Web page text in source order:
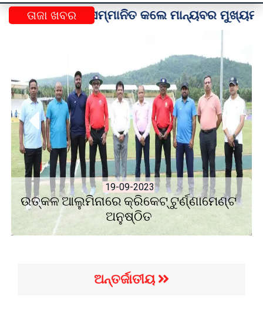
ତାଜା ଖବର
ସମ୍ମାନିତ କଲେ ମାନ୍ୟବର ମୁଖ୍ୟମନ୍ତ୍ରୀ l (29-Jul-
19-09-2023
ଉତ୍କଳ ଆଲୁମିନାରେ କ୍ରିକେଟ୍ ଟୁର୍ଣ୍ଣାମେଣ୍ଟ
ଅନୁଷ୍ଠିତ
ଅନ୍ତର୍ଜାତୀୟ